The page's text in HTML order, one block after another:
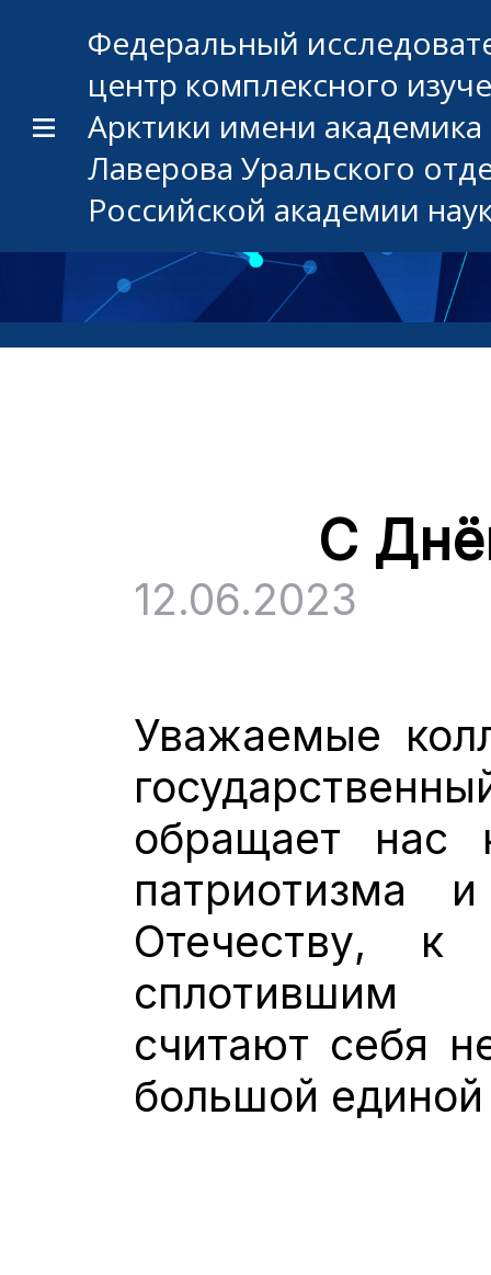
Федеральный
центр комплексного
Арктики имени
Лаверова Уральского
Российской академии
С
12.06.2023
Уважаемые
обращает нас
патриотизма
Отечеству, к
сплотившим
считают себя
большой